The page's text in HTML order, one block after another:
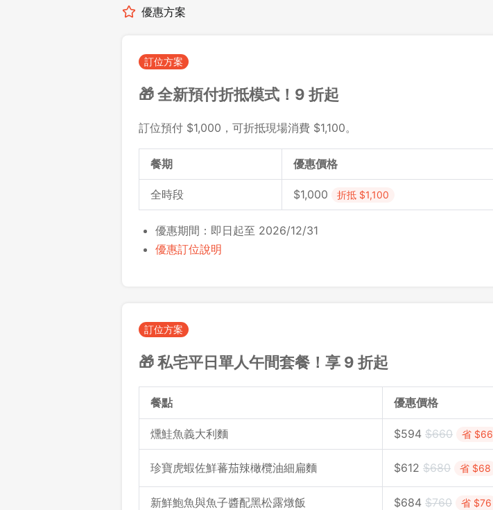
優惠方案
訂位方案
🎁 全新預付折抵模式！9 折起
訂位預付 $1,000，可折抵現場消費 $1,100。
餐期 優惠價格
全時段 $1,000 折抵 $1,100
優惠期間：即日起至 2026/12/31
優惠訂位說明
訂位方案
🎁 私宅平日單人午間套餐！享 9 折起
餐點 優惠價格
燻鮭魚義大利麵 $594 $660 省 $66
珍寶虎蝦佐鮮蕃茄辣橄欖油細扁麵 $612 $680 省 $68
新鮮鮑魚與魚子醬配黑松露燉飯 $684 $760 省 $76